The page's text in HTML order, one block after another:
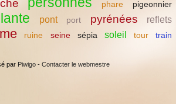
phare pigeonnier
pont port pyrénées reflets
ruine seine sépia soleil tour
train
par Piwigo - Contacter le webmestre